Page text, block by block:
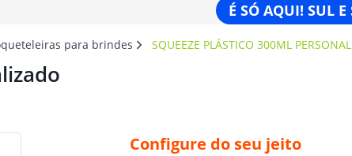
É SÓ AQUI! SUL E
para brindes SQUEEZE PLÁSTICO 300ML
Configure do seu jeito